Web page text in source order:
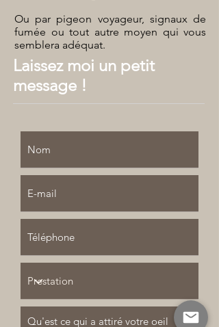
Ou par pigeon voyageur, signaux de
fumée ou tout autre moyen qui vous
semblera adéquat.
Laissez moi un petit
message !